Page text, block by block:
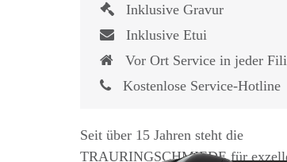
Inklusive Gravur
Inklusive Etui
Vor Ort Service in jeder
Kostenlose Service-Hotline
Seit über 15 Jahren steht die
TRAURINGSCHMIEDE für